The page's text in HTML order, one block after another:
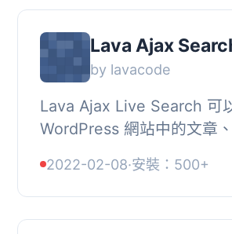
Lava Ajax
by lavacode
Lava Ajax Live Search 可
WordPress 網站中的文章
BuddyPress、BBPress 搜
了一個搜尋縮...
2022-02-08·安裝：500+